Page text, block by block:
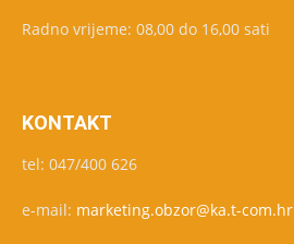
Radno vrijeme: 08,00 do 16,00 sati
KONTAKT
tel: 047/400 626
e-mail: marketing.obzor@ka.t-com.hr